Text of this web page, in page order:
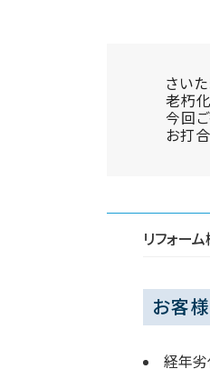
さい
老朽
今回
お打
リフォー
お客
経年